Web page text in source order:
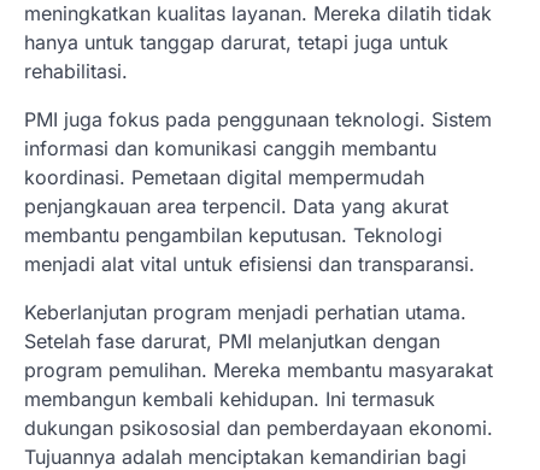
meningkatkan kualitas layanan. Mereka dilatih tidak
hanya untuk tanggap darurat, tetapi juga untuk
rehabilitasi.
PMI juga fokus pada penggunaan teknologi. Sistem
informasi dan komunikasi canggih membantu
koordinasi. Pemetaan digital mempermudah
penjangkauan area terpencil. Data yang akurat
membantu pengambilan keputusan. Teknologi
menjadi alat vital untuk efisiensi dan transparansi.
Keberlanjutan program menjadi perhatian utama.
Setelah fase darurat, PMI melanjutkan dengan
program pemulihan. Mereka membantu masyarakat
membangun kembali kehidupan. Ini termasuk
dukungan psikososial dan pemberdayaan ekonomi.
Tujuannya adalah menciptakan kemandirian bagi